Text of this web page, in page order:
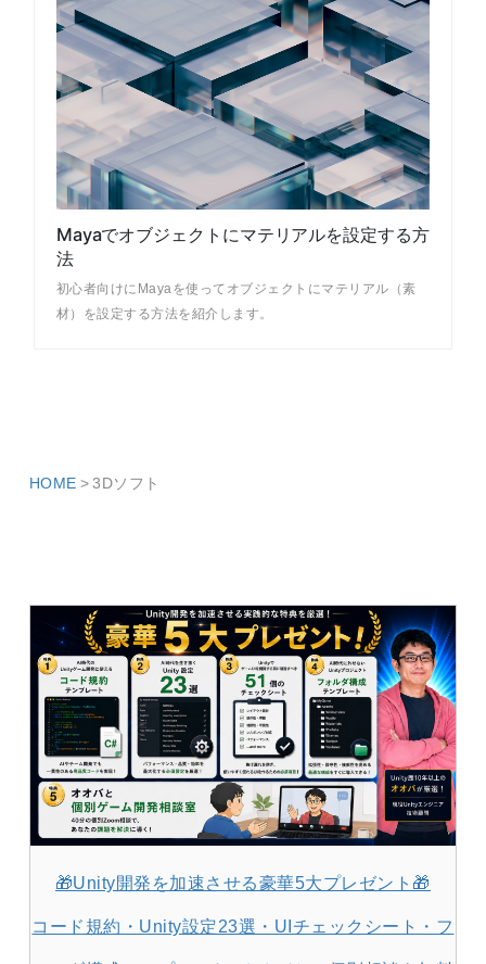
Mayaでオブジェクトにマテリアルを設定する方
法
初心者向けにMayaを使ってオブジェクトにマテリアル（素
材）を設定する方法を紹介します。
HOME 3Dソフト
🎁Unity開発を加速させる豪華5大プレゼント🎁
コード規約・Unity設定23選・UIチェックシート・フ